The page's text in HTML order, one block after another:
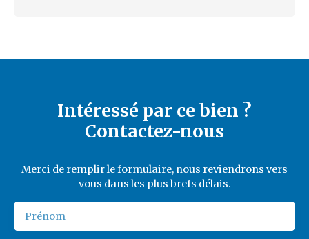
Intéressé par ce bien ?
Contactez-nous
Merci de remplir le formulaire, nous reviendrons vers
vous dans les plus brefs délais.
Prénom